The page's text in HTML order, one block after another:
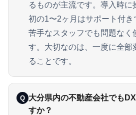
るものが主流です。導入時に
初の1〜2ヶ月はサポート付
苦手なスタッフでも問題なく
す。大切なのは、一度に全部
ることです。
Q 大分県内の不動産会社でも
すか？